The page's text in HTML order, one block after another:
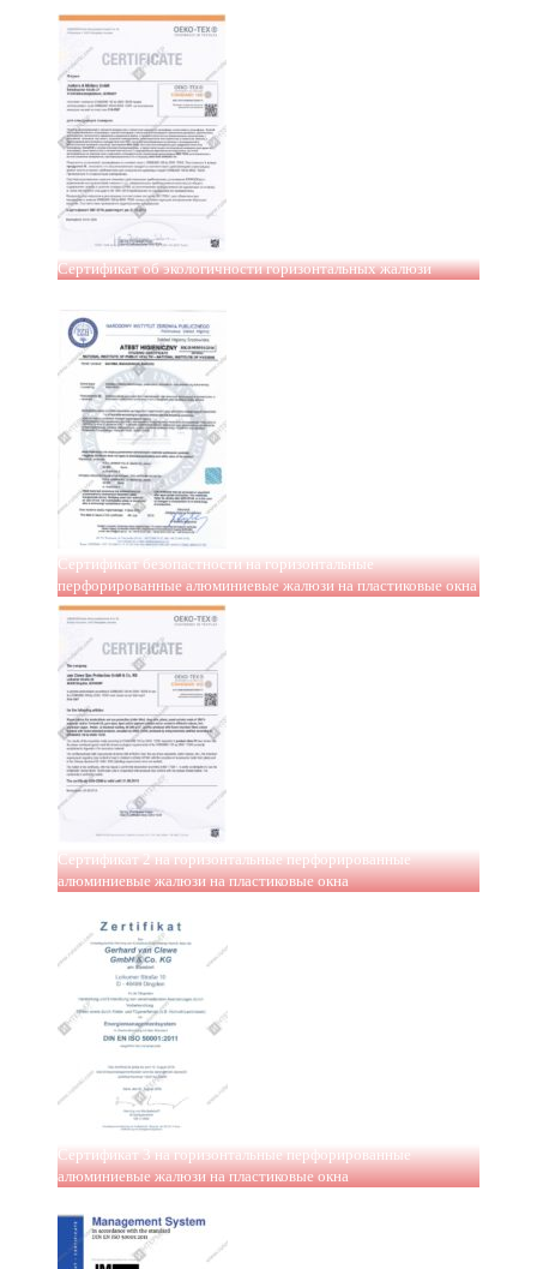
Сертификат об экологичности горизонтальных жалюзи
Сертификат безопастности на горизонтальные
перфорированные алюминиевые жалюзи на пластиковые окна
Сертификат 2 на горизонтальные перфорированные
алюминиевые жалюзи на пластиковые окна
Сертификат 3 на горизонтальные перфорированные
алюминиевые жалюзи на пластиковые окна